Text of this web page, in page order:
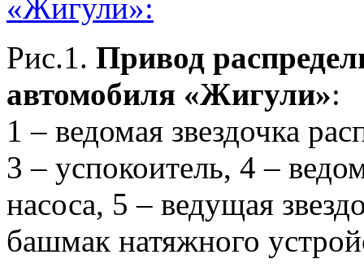
Рис.1. Привод
автомобиля «Жигули»:
1 – ведомая звездочка
3 – успокоитель, 4 –
насоса, 5 – ведущая
башмак натяжного